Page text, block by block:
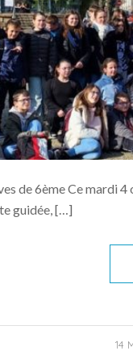
de 6ème Ce mardi
guidée, […]
14